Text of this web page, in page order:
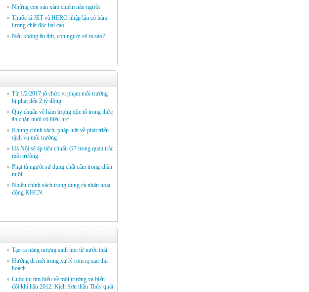
Những con sán xâm chiếm não người
Thuốc lá JET và HERO nhập lậu có hàm
lượng chất độc hại cao
Nếu không ăn thịt, con người sẽ ra sao?
Từ 1/2/2017 tổ chức vi phạm môi trường
bị phạt đến 2 tỷ đồng
Quy chuẩn về hàm lượng độc tố trong thức
ăn chăn nuôi có hiệu lực
Khung chính sách, pháp luật về phát triển
dịch vụ môi trường
Hà Nội sẽ áp tiêu chuẩn G7 trong quan trắc
môi trường
Phạt tù người sử dụng chất cấm trong chăn
nuôi
Nhiều chính sách trọng dụng cá nhân hoạt
động KHCN
Tạo ra năng nượng sinh học từ nước thải
Hướng đi mới trong xử lý rơm rạ sau thu
hoạch
Cuộc thi tìm hiểu về môi trường và biến
đổi khí hậu 2012: Kịch Sơn thần Thủy quái